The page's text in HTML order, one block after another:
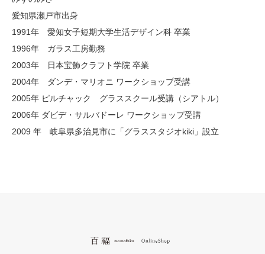
愛知県瀬戸市出身
1991年 愛知女子短期大学生活デザイン科 卒業
1996年 ガラス工房勤務
2003年 日本宝飾クラフト学院 卒業
2004年 ダンデ・マリオニ ワークショップ受講
2005年 ピルチャック グラススクール受講（シアトル）
2006年 ダビデ・サルバドーレ ワークショップ受講
2009 年 岐阜県多治見市に「グラススタジオkiki」設立